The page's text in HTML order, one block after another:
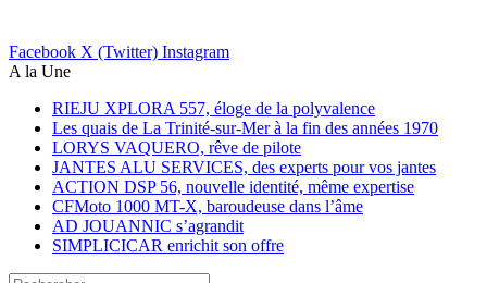
Facebook X (Twitter) Instagram
A la Une
RIEJU XPLORA 557, éloge de la polyvalence
Les quais de La Trinité-sur-Mer à la fin des années 1970
LORYS VAQUERO, rêve de pilote
JANTES ALU SERVICES, des experts pour vos jantes
ACTION DSP 56, nouvelle identité, même expertise
CFMoto 1000 MT-X, baroudeuse dans l’âme
AD JOUANNIC s’agrandit
SIMPLICICAR enrichit son offre